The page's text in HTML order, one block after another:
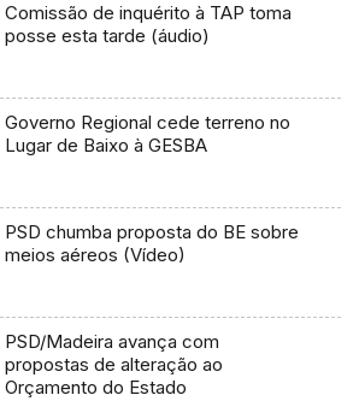
Comissão de inquérito à TAP toma
posse esta tarde (áudio)
Governo Regional cede terreno no
Lugar de Baixo à GESBA
PSD chumba proposta do BE sobre
meios aéreos (Vídeo)
PSD/Madeira avança com
propostas de alteração ao
Orçamento do Estado